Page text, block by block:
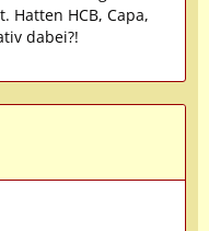
Hatten HCB, Capa,
dabei?!